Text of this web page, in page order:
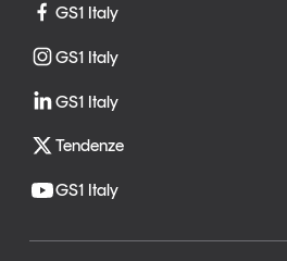
GS1 Italy
GS1 Italy
GS1 Italy
Tendenze
GS1 Italy